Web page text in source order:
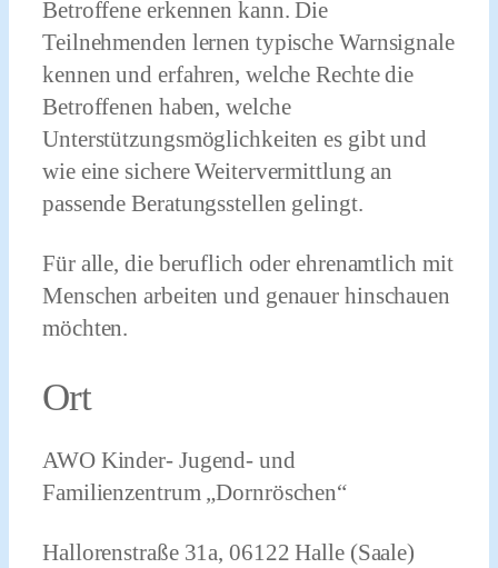
Betroffene erkennen kann. Die
Teilnehmenden lernen typische Warnsignale
kennen und erfahren, welche Rechte die
Betroffenen haben, welche
Unterstützungsmöglichkeiten es gibt und
wie eine sichere Weitervermittlung an
passende Beratungsstellen gelingt.
Für alle, die beruflich oder ehrenamtlich mit
Menschen arbeiten und genauer hinschauen
möchten.
Ort
AWO Kinder- Jugend- und
Familienzentrum „Dornröschen“
Hallorenstraße 31a, 06122 Halle (Saale)